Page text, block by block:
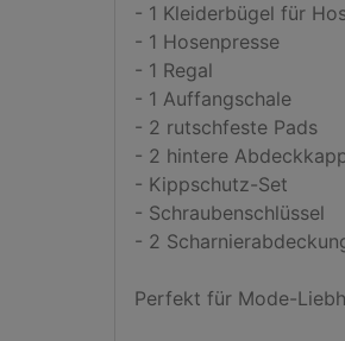
- 1 Kleiderbügel für
- 1 Hosenpresse
- 1 Regal
- 1 Auffangschale
- 2 rutschfeste Pads
- 2 hintere
- Kippschutz-Set
- Schraubenschlüssel
- 2
Perfekt für Mode-